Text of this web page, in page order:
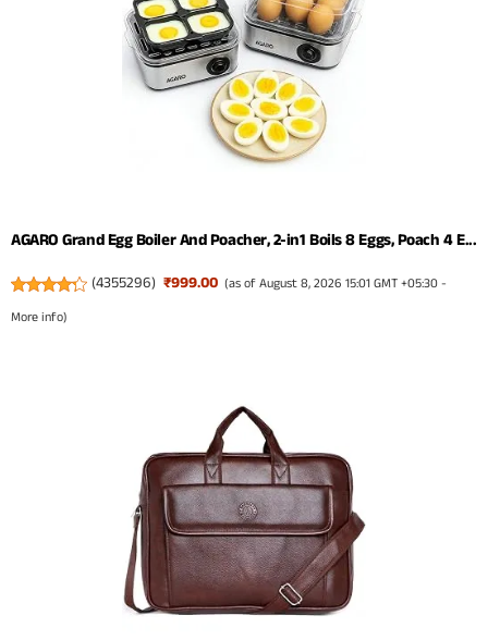
AGARO Grand Egg Boiler And Poacher, 2-in1 Boils 8 Eggs, Poach 4 E...
(4355296) ₹999.00 (as of August 8, 2026 15:01 GMT +05:30 -
More info)